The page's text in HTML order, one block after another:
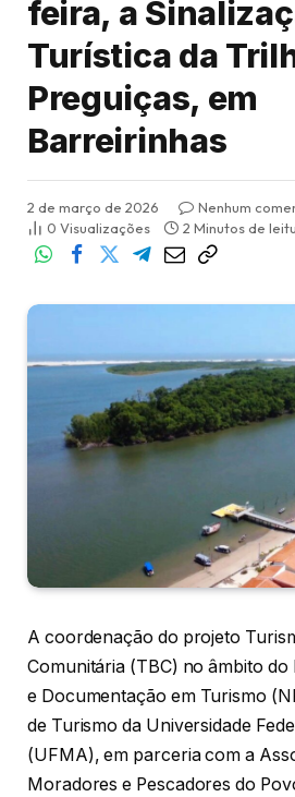
feira, a
Turística da
Preguiças, em
Barreirinhas
2 de março de 2026
Nenhum
0 Visualizações 2 Minutos de
A coordenação do projeto
Comunitária (TBC) no âmbito do
e Documentação em Turismo
de Turismo da Universidade
(UFMA), em parceria com a
Moradores e Pescadores do